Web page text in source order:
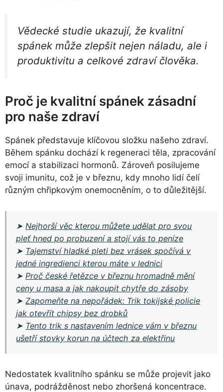
Vědecké studie ukazují, že kvalitní
spánek může zlepšit nejen náladu, ale i
produktivitu a celkové zdraví člověka.
Proč je kvalitní spánek zásadní
pro naše zdraví
Spánek představuje klíčovou složku našeho zdraví.
Během spánku dochází k regeneraci těla, zpracování
emocí a stabilizaci hormonů. Zároveň posilujeme
svoji imunitu, což je v březnu, kdy mnoho lidí čelí
různým chřipkovým onemocněním, o to důležitější.
➤Nejhorší věc kterou můžete udělat pro svou
pleť hned po probuzení a stojí vás to peníze
➤ Tajemství hladké pleti bez vrásek spočívá v
jedné ingredienci kterou máte v lednici
➤Proč české řetězce v březnu hromadně mění
ceny u masa a jak nakoupit chytře do zásoby
➤Zapomeňte na nepořádek: Trik tokijské policie
jak otevřít chipsy bez drobků
➤ Tento trik s nastavením lednice vám v březnu
ušetří stovky korun na účtech za elektřinu
Nedostatek kvalitního spánku se může projevit jako
únava, podrážděnost nebo zhoršená koncentrace.